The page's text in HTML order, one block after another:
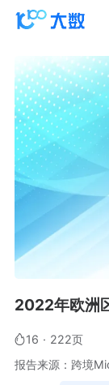
2022年欧洲
16 · 222页
报告来源：跨境